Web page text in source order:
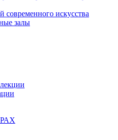
современного искусства
залы
РАХ